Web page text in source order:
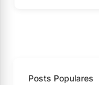
Posts Populares